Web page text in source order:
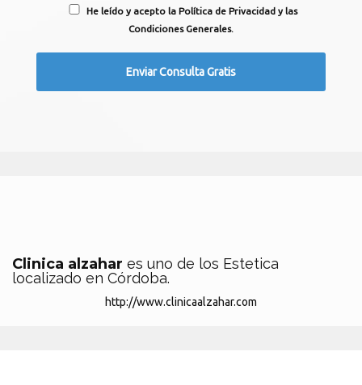
He leído y acepto la Política de Privacidad y las
Condiciones Generales.
Clinica alzahar es uno de los Estetica
localizado en Córdoba.
http://www.clinicaalzahar.com